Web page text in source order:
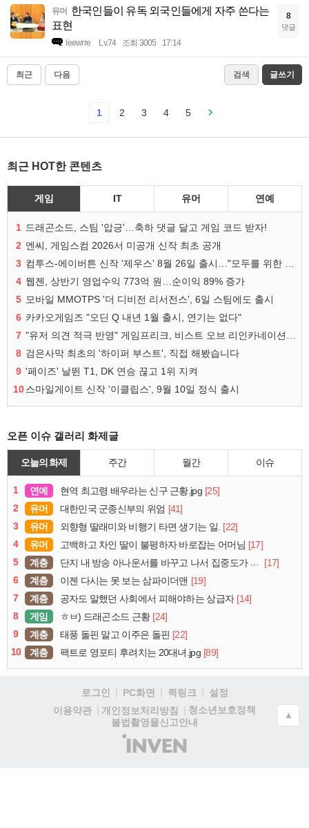
유머 한국인들이 유독 외국인들에게 자주 쓴다는
표현
Ieewrre Lv.74 조회 3005 17:14
8
댓글
최근 다음 검색 글쓰기
1 2 3 4 5
최근 HOT한 콘텐츠
게임 IT 유머 연예
1 드래곤소드, 스팀 '압긍'…축하 댓글 달고 게임 코드 받자!
2 엔씨, 게임스컴 2026서 미공개 신작 최초 공개
3
4 웹젠, 상반기 영업수익 773억 원…순이익 89% 증가
5 모바일 MMOTPS '더 디비전 리서전스', 6일 스팀에도 출시
6 카카오게임즈 "오딘 Q 내년 1월 출시, 연기는 없다"
7
8 검은사막 최초의 '하이퍼 부스트', 직접 해봤습니다
9 '페이즈' 날뛴 T1, DK 연승 끊고 1위 지켜
10스마일게이트 신작 '이클립스', 9월 10일 정식 출시
오픈 이슈 갤러리 화제글
오늘의 화제 주간 월간 이슈
1 연예 현역 최고령 배우라는 신구 근황.jpg [25]
2
유머 대한민국 군종신부의 위엄 [41]
3
유머 외향형 딸래미와 비행기 타면 생기는 일. [22]
4
유머 고백하고 차인 딸이 불평하자 바로잡는 어머님 [17]
5
계층 단지 내 방송 아나운서를 바꾸고 나서 집중도가 확 올라갔다는 한 아파트의 안내방송
[17]
6
계층 이젠 다시는 못 보는 삼파이더맨 [19]
7
계층 공자도 말했던 사회에서 피해야하는 상급자 [14]
8
게임 ㅎㅂ) 드래곤소드 근황 [24]
9
계층 태풍 돌핀 말고 이주은 돌핀 [22]
10
계층 팩트로 영포티 후려치는 20대녀.jpg [89]
로그인 PC화면 퀵링크
설정
이용약관
개인정보처리방침
청소년보호정책
불법촬영물신고안내
(주)
인
▲